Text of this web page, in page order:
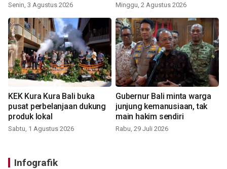
Senin, 3 Agustus 2026 Minggu, 2 Agustus 2026
KEK Kura Kura Bali buka
pusat perbelanjaan dukung
produk lokal
Sabtu, 1 Agustus 2026
Gubernur Bali minta warga
junjung kemanusiaan, tak
main hakim sendiri
Rabu, 29 Juli 2026
Infografik